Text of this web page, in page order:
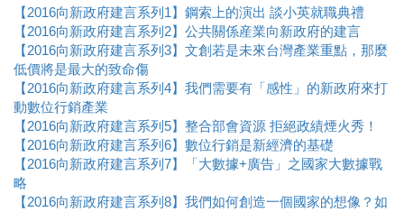
【2016向新政府建言系列1】鋼索上的演出 談小英就職典禮
【2016向新政府建言系列2】公共關係産業向新政府的建言
【2016向新政府建言系列3】文創若是未來台灣產業重點，那麼
低價將是最大的致命傷
【2016向新政府建言系列4】我們需要有「感性」的新政府來打
動數位行銷產業​
【2016向新政府建言系列5】整合部會資源 拒絕政績煙火秀！
【2016向新政府建言系列6】數位行銷是新經濟的基礎
【2016向新政府建言系列7】「大數據+廣告」之國家大數據戰
略
【2016向新政府建言系列8】我們如何創造一個國家的想像？如